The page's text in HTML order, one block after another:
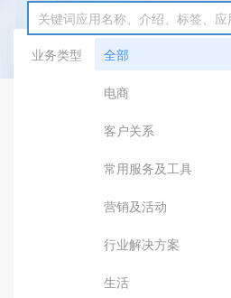
业务类型
全部
电商
客户关系
常用服务及工具
营销及活动
行业解决方案
生活